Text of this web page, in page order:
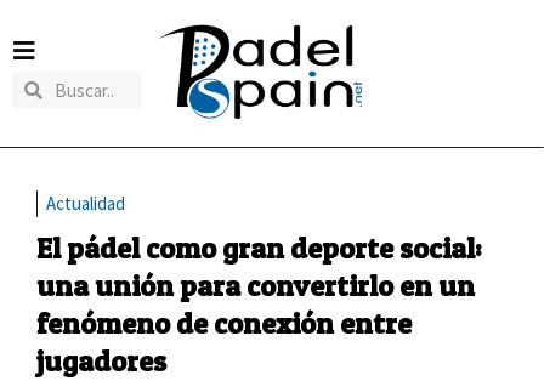
Actualidad
El pádel como gran deporte social:
una unión para convertirlo en un
fenómeno de conexión entre
jugadores